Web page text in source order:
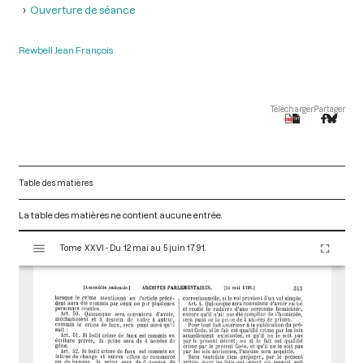
Ouverture de séance
Rewbell Jean François
TéléchargerPartager
Table des matières
La table des matières ne contient aucune entrée.
s
Tome XXVI - Du 12 mai au 5 juin 1791.